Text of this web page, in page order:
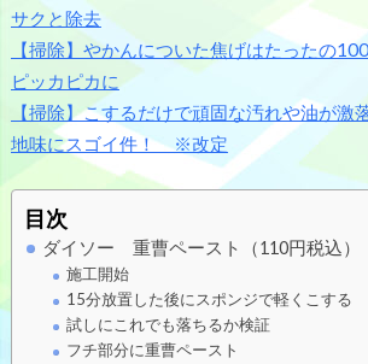
サクと除去
【掃除】やかんについた焦げはたったの
ピッカピカに
【掃除】こするだけで頑固な汚れや油が激
地味にスゴイ件！ ※改定
目次
ダイソー 重曹ペースト（110円税込）
施工開始
15分放置した後にスポンジで軽くこする
試しにこれでも落ちるか検証
フチ部分に重曹ペースト